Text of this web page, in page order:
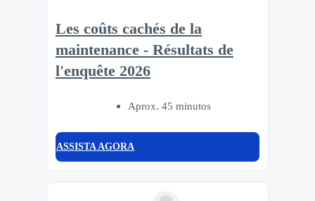
Les coûts cachés de la
maintenance - Résultats de
l'enquête 2026
Aprox. 45 minutos
ASSISTA AGORA